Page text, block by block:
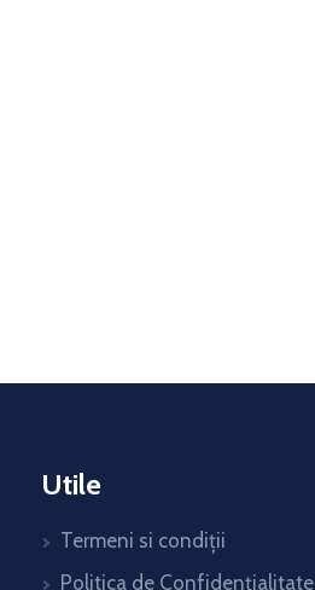
Utile
Termeni si condiții
Politica de Confidențialitate